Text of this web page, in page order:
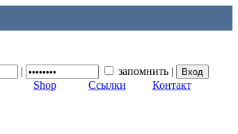
| запомнить |
Shop Ссылки Контакт